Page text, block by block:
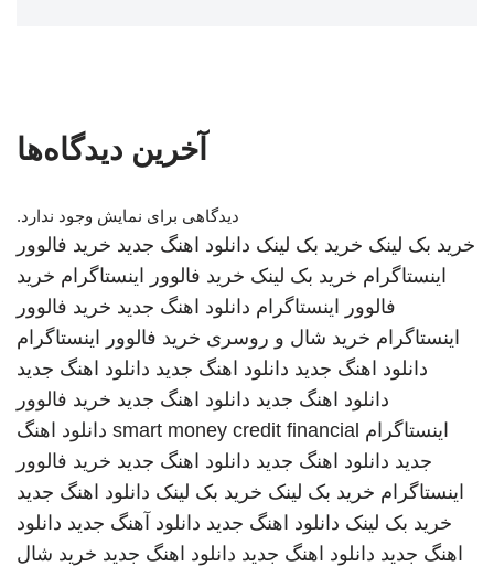
آخرین دیدگاه‌ها
دیدگاهی برای نمایش وجود ندارد.
خرید بک لینک خرید بک لینک دانلود اهنگ جدید خرید فالوور
اینستاگرام خرید بک لینک خرید فالوور اینستاگرام خرید
فالوور اینستاگرام دانلود اهنگ جدید خرید فالوور
اینستاگرام خرید شال و روسری خرید فالوور اینستاگرام
دانلود اهنگ جدید دانلود اهنگ جدید دانلود اهنگ جدید
دانلود اهنگ جدید دانلود اهنگ جدید خرید فالوور
اینستاگرام smart money credit financial دانلود اهنگ
جدید دانلود اهنگ جدید دانلود اهنگ جدید خرید فالوور
اینستاگرام خرید بک لینک خرید بک لینک دانلود اهنگ جدید
خرید بک لینک دانلود اهنگ جدید دانلود آهنگ جدید دانلود
اهنگ جدید دانلود اهنگ جدید دانلود اهنگ جدید خرید شال